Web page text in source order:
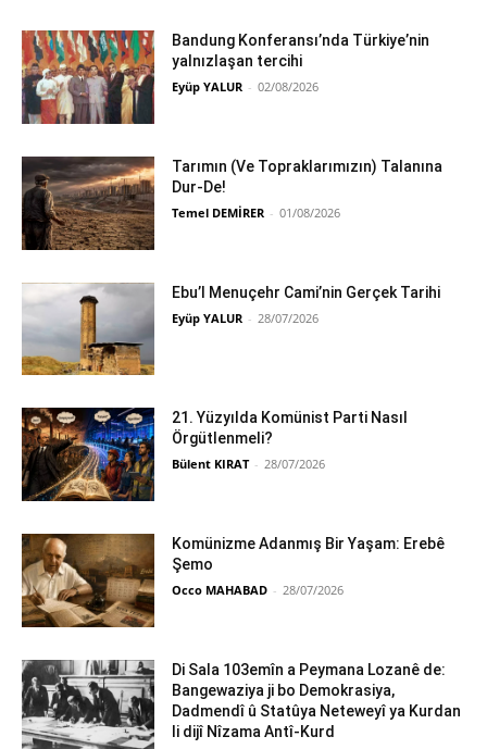
Bandung Konferansı’nda Türkiye’nin
yalnızlaşan tercihi
Eyüp YALUR - 02/08/2026
Tarımın (Ve Topraklarımızın) Talanına
Dur-De!
Temel DEMİRER - 01/08/2026
Ebu’l Menuçehr Cami’nin Gerçek Tarihi
Eyüp YALUR - 28/07/2026
21. Yüzyılda Komünist Parti Nasıl
Örgütlenmeli?
Bülent KIRAT - 28/07/2026
Komünizme Adanmış Bir Yaşam: Erebê
Şemo
Occo MAHABAD - 28/07/2026
Di Sala 103emîn a Peymana Lozanê de:
Bangewaziya ji bo Demokrasiya,
Dadmendî û Statûya Neteweyî ya Kurdan
li dijî Nîzama Antî-Kurd